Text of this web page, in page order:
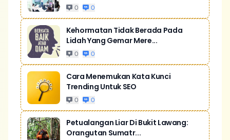
0 0
Kehormatan Tidak Berada Pada
Lidah Yang Gemar Mere...
0 0
Cara Menemukan Kata Kunci
Trending Untuk SEO
0 0
Petualangan Liar Di Bukit Lawang:
Orangutan Sumatr...